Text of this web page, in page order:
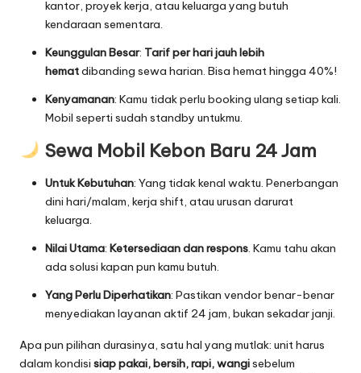
kantor, proyek kerja, atau keluarga yang butuh
kendaraan sementara.
Keunggulan Besar: Tarif per hari jauh lebih
hematdibanding sewa harian. Bisa hemat hingga 40%!
Kenyamanan: Kamu tidak perlu booking ulang setiap kali.
Mobil seperti sudah standby untukmu.
Sewa Mobil Kebon Baru 24 Jam
Untuk Kebutuhan: Yang tidak kenal waktu. Penerbangan
dini hari/malam, kerja shift, atau urusan darurat
keluarga.
Nilai Utama: Ketersediaan dan respons . Kamu tahu akan
ada solusi kapan pun kamu butuh.
Yang Perlu Diperhatikan: Pastikan vendor benar-benar
menyediakan layanan aktif 24 jam, bukan sekadar janji.
Apa pun pilihan durasinya, satu hal yang mutlak: unit harus
dalam kondisi siap pakai, bersih, rapi, wangisebelum